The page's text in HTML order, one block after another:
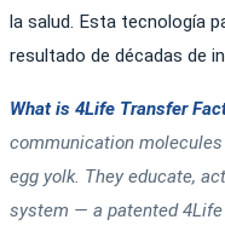
la salud. Esta tecnología
resultado de décadas de
What is 4Life Transfer
communication
egg yolk. They educate,
system — a patented